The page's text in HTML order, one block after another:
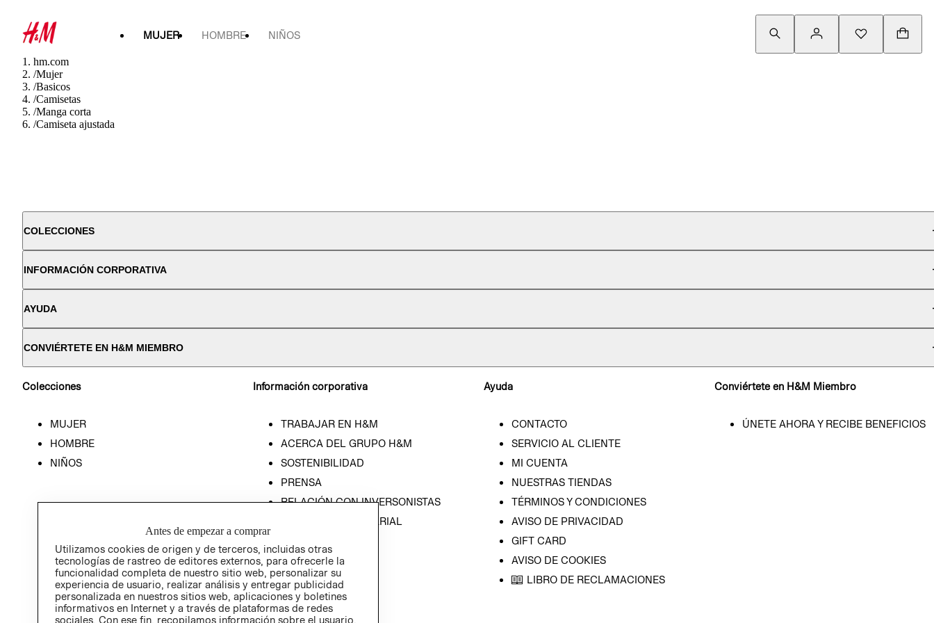
MUJER HOMBRE NIÑOS
hm.com
/Mujer
/Basicos
/Camisetas
/Manga corta
/Camiseta ajustada
COLECCIONES
INFORMACIÓN CORPORATIVA
AYUDA
CONVIÉRTETE EN H&M MIEMBRO
Colecciones
MUJER
HOMBRE
NIÑOS
Información corporativa
TRABAJAR EN H&M
ACERCA DEL GRUPO H&M
SOSTENIBILIDAD
PRENSA
RELACIÓN CON INVERSONISTAS
POLÍTICA EMPRESARIAL
Ayuda
CONTACTO
SERVICIO AL CLIENTE
MI CUENTA
NUESTRAS TIENDAS
TÉRMINOS Y CONDICIONES
AVISO DE PRIVACIDAD
GIFT CARD
AVISO DE COOKIES
LIBRO DE RECLAMACIONES
Conviértete en H&M Miembro
ÚNETE AHORA Y RECIBE BENEFICIOS
Antes de empezar a comprar
Utilizamos cookies de origen y de terceros, incluidas otras
tecnologías de rastreo de editores externos, para ofrecerle la
funcionalidad completa de nuestro sitio web, personalizar su
experiencia de usuario, realizar análisis y entregar publicidad
personalizada en nuestros sitios web, aplicaciones y boletines
informativos en Internet y a través de plataformas de redes
sociales. Con ese fin, recopilamos información sobre el usuario,